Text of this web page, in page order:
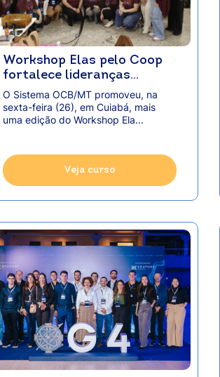
Workshop Elas pelo Coop
fortalece lideranças
femininas e inspira novas
iniciativas nas
cooperativas de Mato
O Sistema OCB/MT promoveu, na
sexta-feira (26), em Cuiabá, mais
uma edição do Workshop Ela...
Veja curso